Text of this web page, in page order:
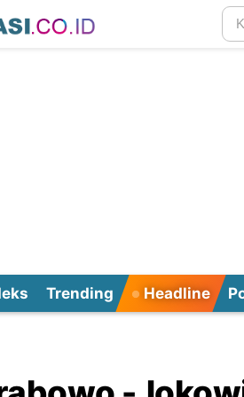
Trending Headline